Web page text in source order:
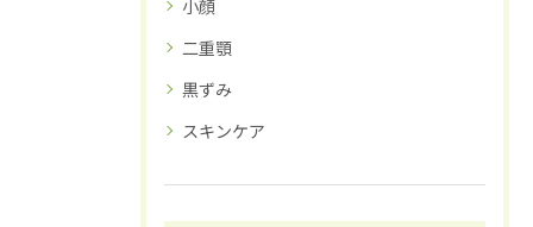
小顔
二重顎
黒ずみ
スキンケア